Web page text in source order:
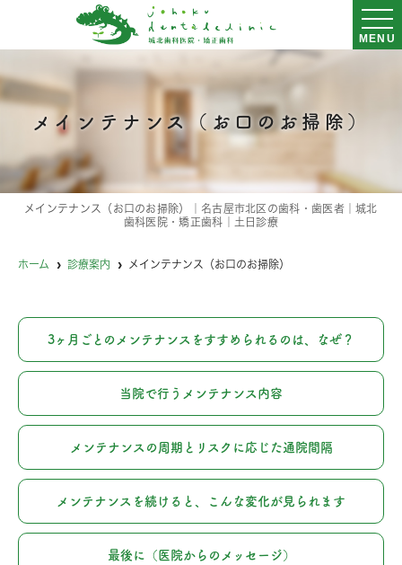
MENU
メインテナンス（お口のお掃除）
メインテナンス（お口のお掃除）｜名古屋市北区の歯科・歯医者｜城北
歯科医院・矯正歯科｜土日診療
ホーム 診療案内 メインテナンス（お口のお掃除）
3ヶ月ごとのメンテナンスをすすめられるのは、なぜ？
当院で行うメンテナンス内容
メンテナンスの周期とリスクに応じた通院間隔
メンテナンスを続けると、こんな変化が見られます
最後に（医院からのメッセージ）